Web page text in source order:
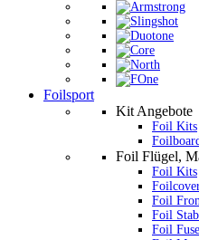
Foilsport
Kit Angebote
Foil Kits
Foil Flügel,
Foil Kits
Foil
Foil
Foil